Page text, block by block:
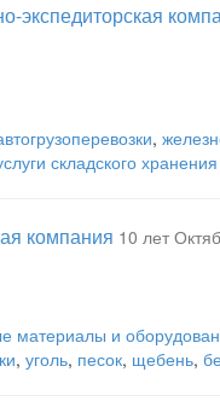
экспедиторская
,
складского хранения
компания 10 лет
материалы и
, уголь, песок, щебень,